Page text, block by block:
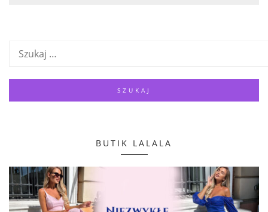
BUTIK LALALA